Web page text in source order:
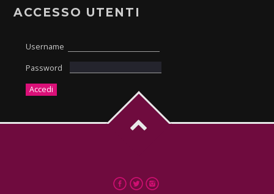
ACCESSO UTENTI
Username
Password